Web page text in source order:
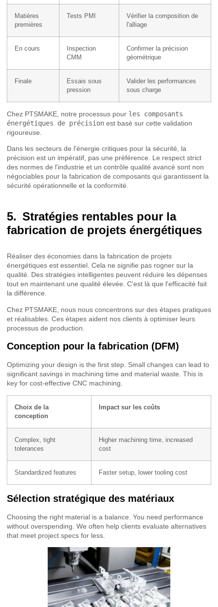
Matières
premières
Tests PMI
Vérifier la composition de
l'alliage
En cours
Inspection
CMM
Confirmer la précision
géométrique
Finale
Essais sous
pression
Valider les performances
sous charge
Chez PTSMAKE, notre processus pour les composants
énergétiques de précision est basé sur cette validation
rigoureuse.
Dans les secteurs de l'énergie critiques pour la sécurité, la
précision est un impératif, pas une préférence. Le respect strict
des normes de l'industrie et un contrôle qualité avancé sont non
négociables pour la fabrication de composants qui garantissent la
sécurité opérationnelle et la conformité.
Stratégies rentables pour la
fabrication de projets énergétiques
Réaliser des économies dans la fabrication de projets
énergétiques est essentiel. Cela ne signifie pas rogner sur la
qualité. Des stratégies intelligentes peuvent réduire les dépenses
tout en maintenant une qualité élevée. C'est là que l'efficacité fait
la différence.
Chez PTSMAKE, nous nous concentrons sur des étapes pratiques
et réalisables. Ces étapes aident nos clients à optimiser leurs
processus de production.
Conception pour la fabrication (DFM)
Optimizing your design is the first step. Small changes can lead to
significant savings in machining time and material waste. This is
key for cost-effective CNC machining.
Choix de la
conception
Impact sur les coûts
Complex, tight
tolerances
Higher machining time, increased
cost
Standardized features Faster setup, lower tooling cost
Sélection stratégique des matériaux
Choosing the right material is a balance. You need performance
without overspending. We often help clients evaluate alternatives
that meet project specs for less.